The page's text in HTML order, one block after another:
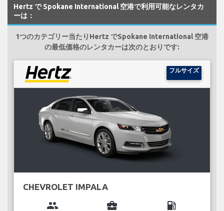
Hertz で Spokane International 空港で利用可能なレンタカ
ーは：
1つのカテゴリー当たりHertz でSpokane International 空港
の最低価格のレンタカーは次のとおりです:
フルサイズ
CHEVROLET IMPALA
group business_center local_gas_station